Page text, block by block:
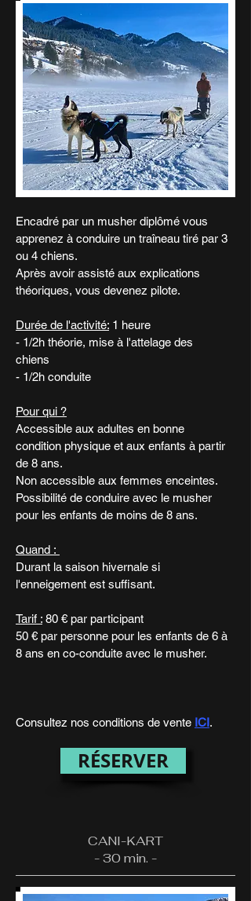
Encadré par un musher diplômé vous
apprenez à conduire un traîneau tiré par 3
ou 4 chiens.
Après avoir assisté aux explications
théoriques, vous devenez pilote.
Durée de l'activité: 1 heure
- 1/2h théorie, mise à l'attelage des
chiens
- 1/2h conduite
Pour qui ?
Accessible aux adultes en bonne
condition physique et aux enfants à partir
de 8 ans.
Non accessible aux femmes enceintes.
Possibilité de conduire avec le musher
pour les enfants de moins de 8 ans.
Quand :
Durant la saison hivernale si
l'enneigement est suffisant.
Tarif : 80 € par participant
50 € par personne pour les enfants de 6 à
8 ans en co-conduite avec le musher.
Consultez nos conditions de vente ICI.
RÉSERVER
CANI-KART
- 30 min. -